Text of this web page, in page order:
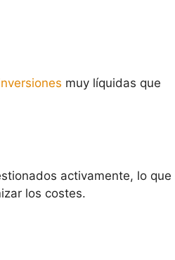
muy líquidas que
activamente, lo que
los costes.